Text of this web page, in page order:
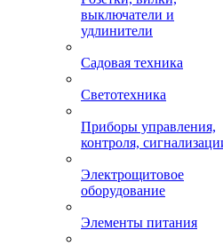
выключатели и
удлинители
Садовая техника
Светотехника
Приборы управления,
контроля,
Электрощитовое
оборудование
Элементы питания